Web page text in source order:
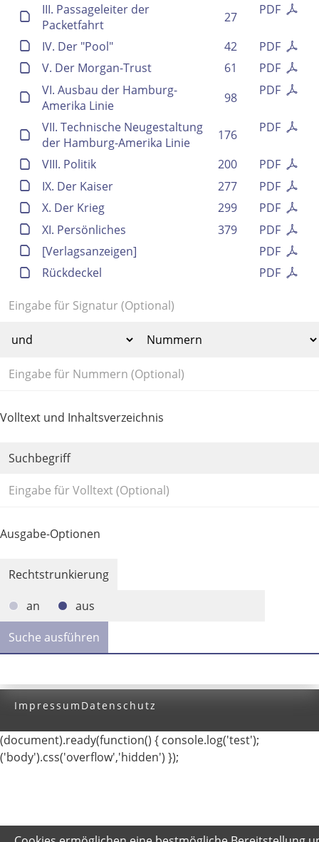
Volltext und Inhaltsverzeichnis
Suchbegriff
Ausgabe-Optionen
Rechtstrunkierung
an
aus
PDF
27
III. Passageleiter der
Packetfahrt
PDF
42
IV. Der "Pool"
PDF
61
V. Der Morgan-Trust
PDF
98
VI. Ausbau der Hamburg-
Amerika Linie
PDF
176
VII. Technische Neugestaltung
der Hamburg-Amerika Linie
PDF
200
VIII. Politik
PDF
277
IX. Der Kaiser
PDF
299
X. Der Krieg
PDF
379
XI. Persönliches
PDF
[Verlagsanzeigen]
PDF
Rückdeckel
Impressum Datenschutz
(document).ready(function() { console.log('test');
('body').css('overflow','hidden') });